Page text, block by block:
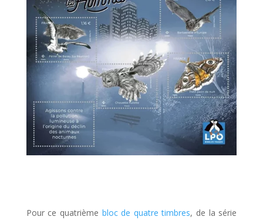
Pour ce quatrième bloc de quatre timbres, de la série